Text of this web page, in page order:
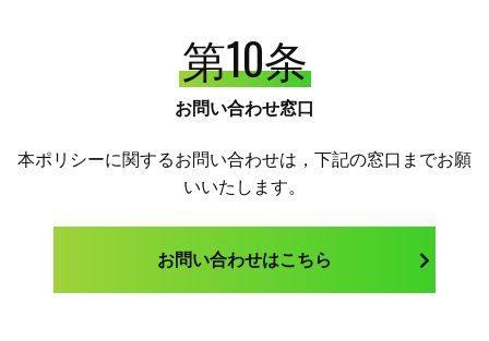
第10条
お問い合わせ窓口
本ポリシーに関するお問い合わせは，下記の窓口までお願
いいたします。
お問い合わせはこちら